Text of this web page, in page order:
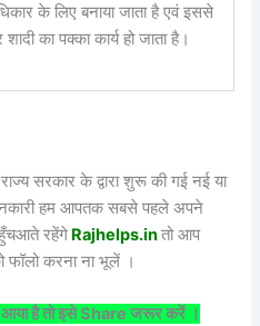
के लिए बनाया जाता है एवं इससे
का पक्का कार्य हो जाता है।
सरकार के द्वारा शुरू की गई नई या
हम आपतक सबसे पहले अपने
रहेंगे Rajhelps.inतो आप
फॉलो करना ना भूलें ।
है तो इसे Share जरूर करें ।